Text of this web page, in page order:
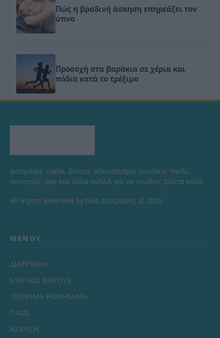
Πώς η βραδινή άσκηση επηρεάζει τον
ύπνο
Προσοχή στα βαράκια σε χέρια και
πόδια κατά το τρέξιμο
Διατροφή, υγεία, δίαιτα, αδυνάτισμα, γυναίκα, παιδί,
συνταγές, tips και άλλα πολλά για να νιώθεις πάντα καλά.
All Rights Reserved by Νέα Διατροφής © 2026
ΜΕΝΟΎ
ΔΙΑΤΡΟΦΗ
ΕΛΕΓΧΟΣ ΒΑΡΟΥΣ
ΤΡΟΦΙΜΑ ΡΟΦΗΜΑΤΑ
ΠΑΙΔΙ
ΑΣΚΗΣΗ